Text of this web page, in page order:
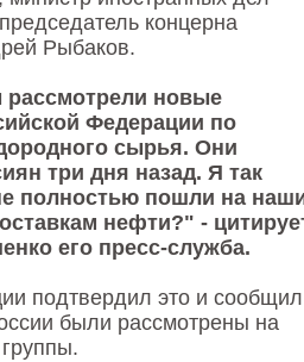
концерна
Рыбаков.
новые
Федерации по
сырья. Они
три дня назад. Я так
полностью пошли на
нефти?" -
его пресс-служба.
подтвердил это и
были рассмотрены на